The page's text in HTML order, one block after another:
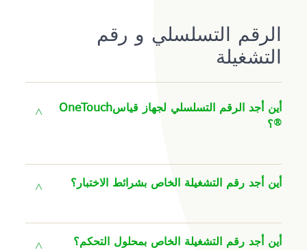
الرقم التسلسلي و رقم
التشغيلة
أين أجد الرقم التسلسلي لجهاز قياسOneTouch
®؟
أين أجد رقم التشغيلة الخاص بشرائط الاختبار؟
أين أجد رقم التشغيلة الخاص بمحلول التحكم؟